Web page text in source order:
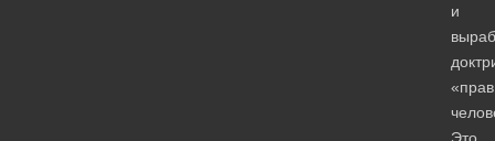
и
«прав
Это